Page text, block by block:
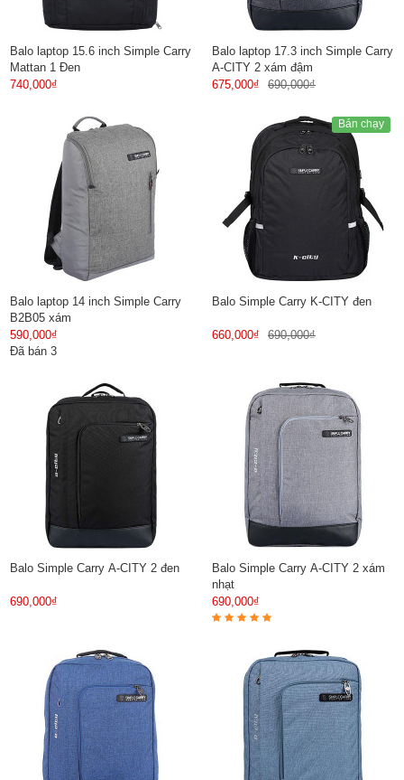
Balo laptop 15.6 inch Simple Carry
Mattan 1 Đen
740,000₫
Balo laptop 17.3 inch Simple Carry
A-CITY 2 xám đậm
675,000₫
690,000₫
Balo laptop 14 inch Simple Carry
B2B05 xám
590,000₫
Đã bán 3
Bán chạy
Balo Simple Carry K-CITY đen
660,000₫ 690,000₫
Balo Simple Carry A-CITY 2 đen
690,000₫
Balo Simple Carry A-CITY 2 xám
nhạt
690,000₫